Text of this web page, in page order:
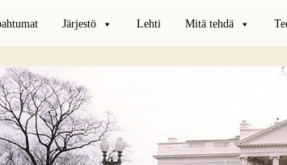
Järjestö Lehti Mitä tehdä